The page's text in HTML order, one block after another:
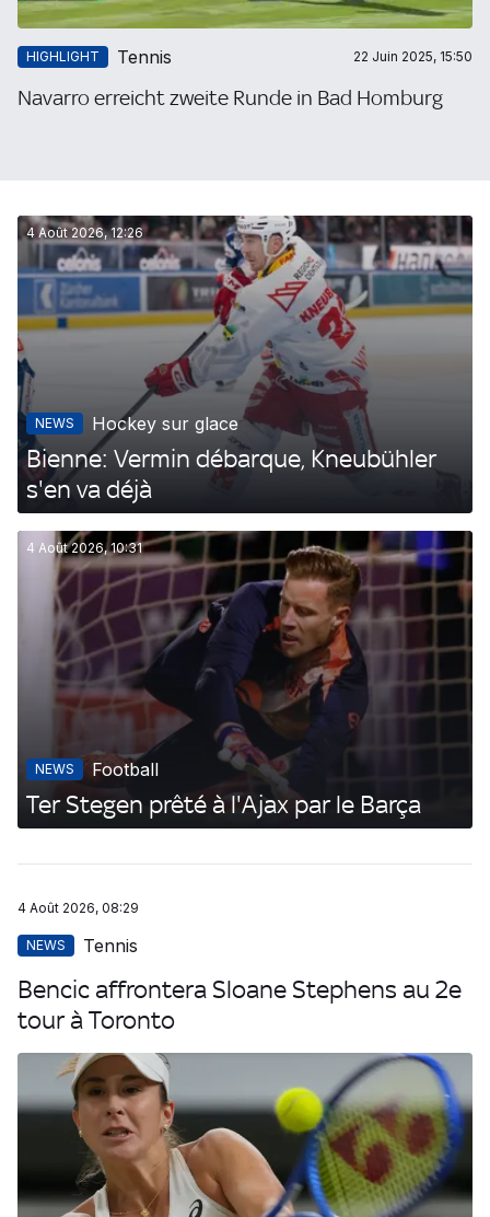
HIGHLIGHT Tennis 22 Juin 2025, 15:50
Navarro erreicht zweite Runde in Bad Homburg
4 Août 2026, 12:26
NEWS Hockey sur glace
Bienne: Vermin débarque, Kneubühler
s'en va déjà
4 Août 2026, 10:31
NEWS Football
Ter Stegen prêté à l'Ajax par le Barça
4 Août 2026, 08:29
NEWS Tennis
Bencic affrontera Sloane Stephens au 2e
tour à Toronto